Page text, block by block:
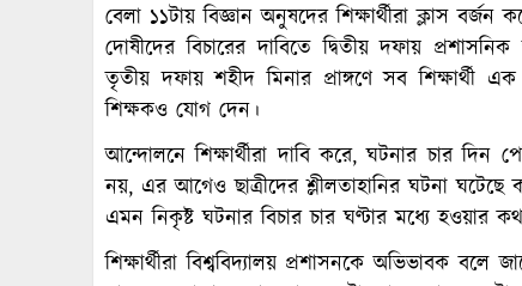
বেলা ১১টায় বিজ্ঞান অনুষদের শিক্ষার্থীরা ক্লাস
দোষীদের বিচারের দাবিতে দ্বিতীয় দফায়
তৃতীয় দফায় শহীদ মিনার প্রাঙ্গণে সব
শিক্ষকও যোগ দেন।
আন্দোলনে শিক্ষার্থীরা দাবি করে, ঘটনার চার
নয়, এর আগেও ছাত্রীদের শ্লীলতাহানির ঘটনা ঘটেছে
এমন নিকৃষ্ট ঘটনার বিচার চার ঘণ্টার মধ্যে হওয়ার
শিক্ষার্থীরা বিশ্ববিদ্যালয় প্রশাসনকে অভিভাবক বলে